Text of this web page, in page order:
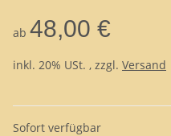
ab 48,00 €
inkl. 20% USt. , zzgl. Versand
Sofort verfügbar